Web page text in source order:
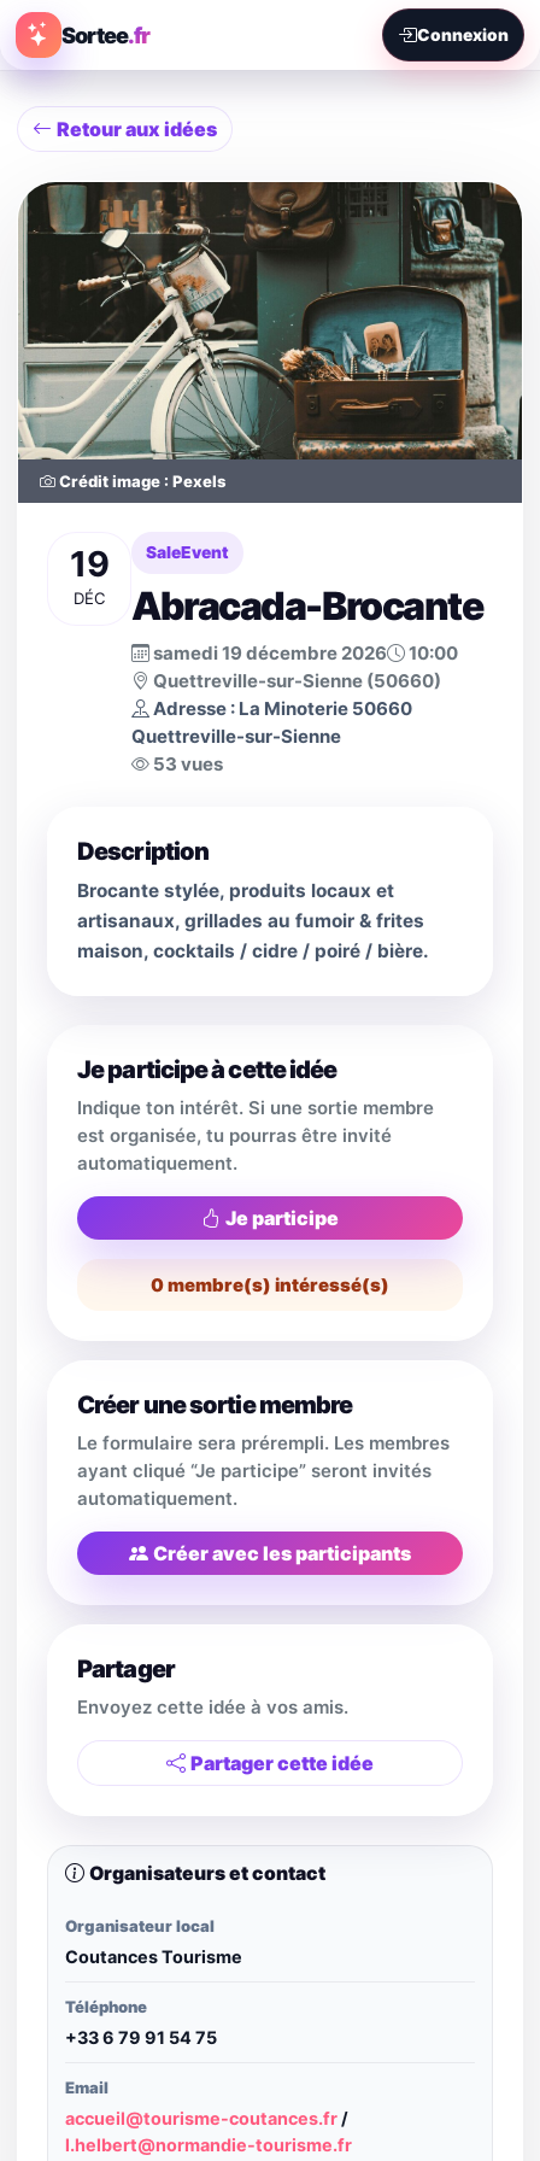
Sortee.fr Connexion
Retour aux idées
Crédit image : Pexels
19
DÉC
SaleEvent
Abracada-Brocante
samedi 19 décembre 2026
10:00
Quettreville-sur-Sienne (50660)
Adresse : La Minoterie 50660
Quettreville-sur-Sienne
53 vues
Description
Brocante stylée, produits locaux et
artisanaux, grillades au fumoir & frites
maison, cocktails / cidre / poiré / bière.
Je participe à cette idée
Indique ton intérêt. Si une sortie membre
est organisée, tu pourras être invité
automatiquement.
Je participe
0membre(s) intéressé(s)
Créer une sortie membre
Le formulaire sera prérempli. Les membres
ayant cliqué “Je participe” seront invités
automatiquement.
Créer avec les participants
Partager
Envoyez cette idée à vos amis.
Partager cette idée
Organisateurs et contact
Organisateur local
Coutances Tourisme
Téléphone
+33 6 79 91 54 75
Email
accueil@tourisme-coutances.fr /
l.helbert@normandie-tourisme.fr